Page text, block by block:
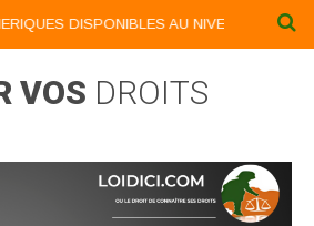
DISPONIBLES AU NIVEAU DU
VOS DROITS